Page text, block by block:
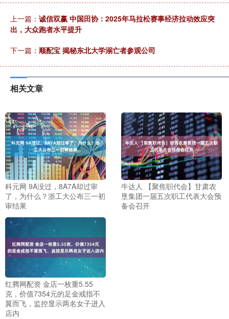
上一篇： 诚信双赢 中国田协：2025年马拉松赛事经济拉动效应突
出，大众跑者水平提升
下一篇： 顺配宝 揭秘东北大学溺亡者参观公司
相关文章
科元网 9A没过，8A7A却过审
了，为什么？浙工大公布三一初
审结果
牛达人 【聚焦职代会】甘肃农
垦集团一届五次职工代表大会预
备会召开
红腾网配资 金店一枚重5.55
克，价值7354元的足金戒指不
翼而飞，监控显示两名女子进入
店内